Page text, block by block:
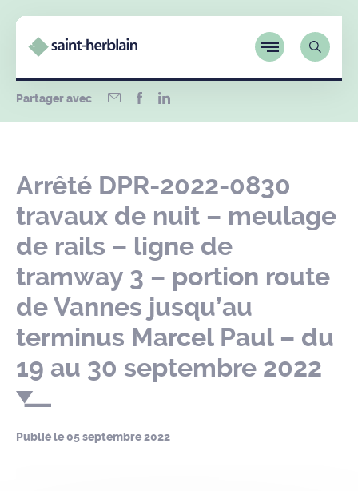
Partager avec
Arrêté DPR-2022-0830
travaux de nuit – meulage
de rails – ligne de
tramway 3 – portion route
de Vannes jusqu’au
terminus Marcel Paul – du
19 au 30 septembre 2022
Publié le05 septembre 2022